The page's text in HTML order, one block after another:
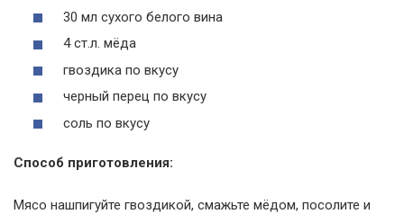
30 мл сухого белого вина
4 ст.л. мёда
гвоздика по вкусу
черный перец по вкусу
соль по вкусу
Способ приготовления:
Мясо нашпигуйте гвоздикой, смажьте мёдом, посолите и